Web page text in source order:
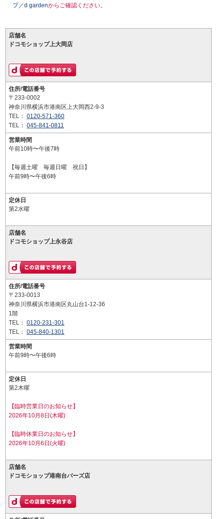
プ／d gardenからご確認ください。
店舗名
ドコモショップ上大岡店
住所/電話番号
〒233-0002
神奈川県横浜市港南区上大岡西2-9-3
TEL： 0120-571-360
TEL： 045-841-0811
営業時間
午前10時〜午後7時
【毎週土曜 毎週日曜 祝日】
午前9時〜午後6時
定休日
第2水曜
店舗名
ドコモショップ上永谷店
住所/電話番号
〒233-0013
神奈川県横浜市港南区丸山台1-12-36
1階
TEL： 0120-231-301
TEL： 045-840-1301
営業時間
午前9時〜午後6時
定休日
第2木曜
【臨時営業日のお知らせ】
2026年10月8日(木曜)
【臨時休業日のお知らせ】
2026年10月6日(火曜)
店舗名
ドコモショップ港南台バーズ店